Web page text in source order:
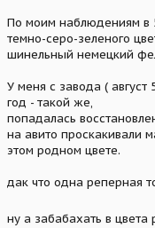
По моим наблюдениям в
темно-серо-зеленого
шинельный немецкий
У меня с завода ( август
год - такой же,
попадалась
на авито проскакивали
этом родном цвете.
дак что одна реперная
ну а забабахать в